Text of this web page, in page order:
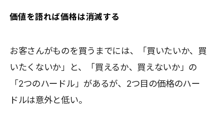
価値を語れば価格は消滅する
お客さんがものを買うまでには、「買いたいか、買
いたくないか」と、「買えるか、買えないか」の
「2つのハードル」があるが、2つ目の価格のハー
ドルは意外と低い。